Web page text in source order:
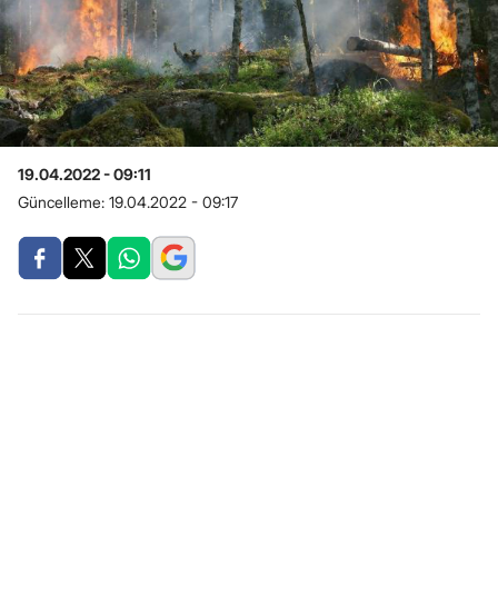
19.04.2022 - 09:11
Güncelleme: 19.04.2022 - 09:17